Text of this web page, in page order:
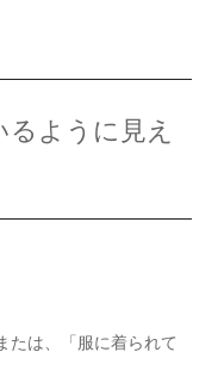
ように見え
たは、「服に着られて